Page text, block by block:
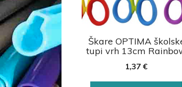
Škare OPTIMA
tupi vrh 13cm
1,37€